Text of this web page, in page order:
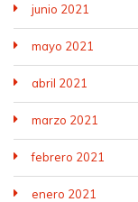
junio 2021
mayo 2021
abril 2021
marzo 2021
febrero 2021
enero 2021